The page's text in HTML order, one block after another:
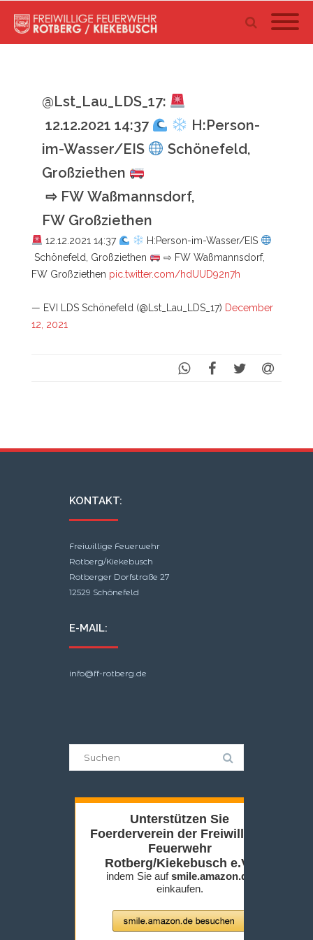
@Lst_Lau_LDS_17:
12.12.2021 14:37
H:Person-
im-Wasser/EIS
Schönefeld,
Großziethen
⇨ FW Waßmannsdorf,
FW Großziethen
12.12.2021 14:37
H:Person-im-Wasser/EIS
Schönefeld, Großziethen
⇨ FW Waßmannsdorf,
FW Großziethen pic.twitter.com/hdUUD92n7h
— EVI LDS Schönefeld (@Lst_Lau_LDS_17) December
12, 2021
KONTAKT:
Freiwillige Feuerwehr
Rotberg/Kiekebusch
Rotberger Dorfstraße 27
12529 Schönefeld
E-MAIL:
info@ff-rotberg.de